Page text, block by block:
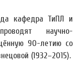
кафедра ТиПЛ и
научно-
90-летию со
(1932–2015).